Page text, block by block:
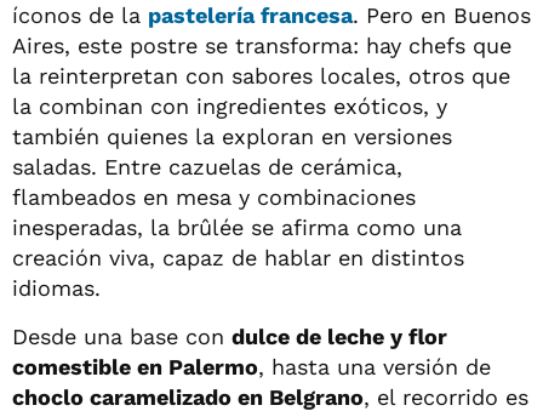
íconos de la pastelería francesa. Pero en Buenos
Aires, este postre se transforma: hay chefs que
la reinterpretan con sabores locales, otros que
la combinan con ingredientes exóticos, y
también quienes la exploran en versiones
saladas. Entre cazuelas de cerámica,
flambeados en mesa y combinaciones
inesperadas, la brûlée se afirma como una
creación viva, capaz de hablar en distintos
idiomas.
Desde una base con dulce de leche y flor
comestible en Palermo, hasta una versión de
choclo caramelizado en Belgrano, el recorrido es